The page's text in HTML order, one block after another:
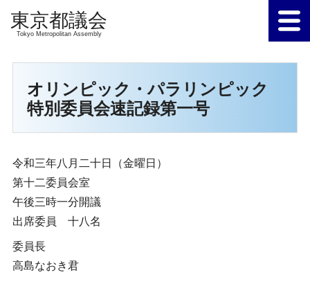
Tokyo Metropolitan Assembly
オリンピック・パラリンピック
特別委員会速記録第一号
令和三年八月二十日（金曜日）
第十二委員会室
午後三時一分開議
出席委員 十八名
委員長
高島なおき君